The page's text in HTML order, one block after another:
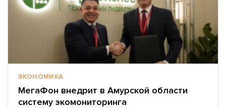
ЭКОНОМИКА
МегаФон внедрит в Амурской области
систему экомониторинга